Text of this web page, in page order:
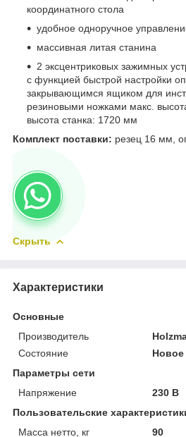
координатного стола
удобное одноручное
массивная литая станина
2 эксцентриковых зажимных
с функцией быстрой настройки
закрывающимся ящиком для
резиновыми ножками макс.
высота станка: 1720 мм
Комплект поставки: резец 16 мм,
Скрыть
Характеристики
Основные
Производитель
Состояние
Новое
Параметры сети
Напряжение
230 В
Пользовательские
Масса нетто, кг
90